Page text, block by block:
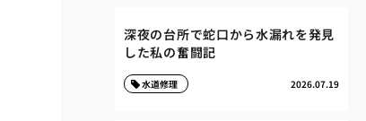
深夜の台所で蛇口から水漏れを発見
した私の奮闘記
2026.07.19
水道修理